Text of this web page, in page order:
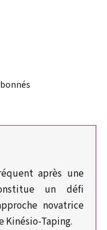
après une
un défi
novatrice
Kinésio-Taping.